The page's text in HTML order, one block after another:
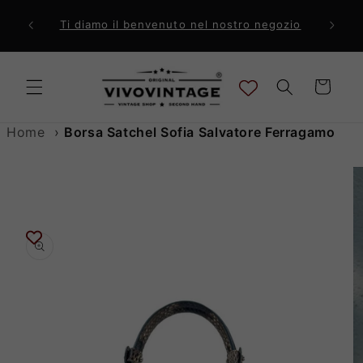
direttamente
ai contenuti
a 99€ Ti diamo il benvenuto nel nostro negozio
Carrello
Home › Borsa Satchel Sofia Salvatore Ferragamo